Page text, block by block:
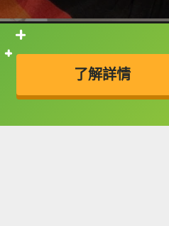
了解詳情
查字典喔！